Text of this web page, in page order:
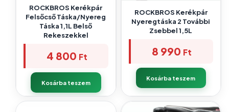
ROCKBROS Kerékpár
Felsőcső Táska/nyereg
Táska 1,1L Belső
Rekeszekkel
4 800 Ft
Kosárba teszem
ROCKBROS Kerékpár
Nyeregtáska 2 További
Zsebbel 1,5L
8 990 Ft
Kosárba teszem